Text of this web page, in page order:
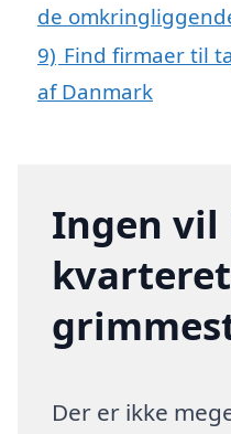
de
9) Find firmaer til
af Danmark
Ingen vil
Der er ikke